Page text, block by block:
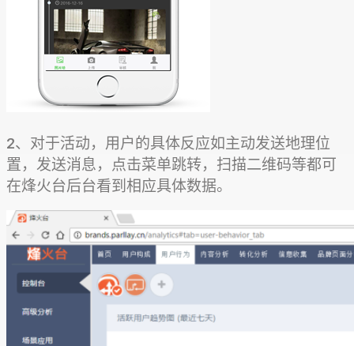
2、对于活动，用户的具体反应如主动发送地理位
置，发送消息，点击菜单跳转，扫描二维码等都可
在烽火台后台看到相应具体数据。